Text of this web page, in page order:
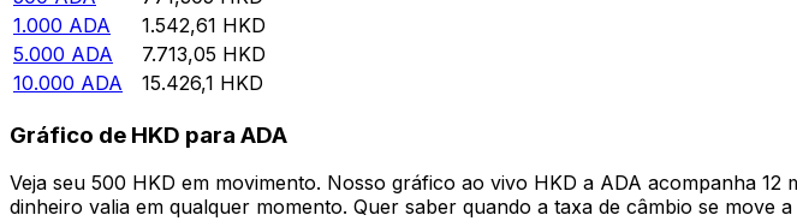
1.000 ADA 1.542,61 HKD
5.000 ADA 7.713,05 HKD
10.000 ADA 15.426,1 HKD
Gráfico de HKD para ADA
Veja seu 500 HKD em movimento. Nosso gráfico ao vivo HKD a ADA acompanha
dinheiro valia em qualquer momento. Quer saber quando a taxa de câmbio se